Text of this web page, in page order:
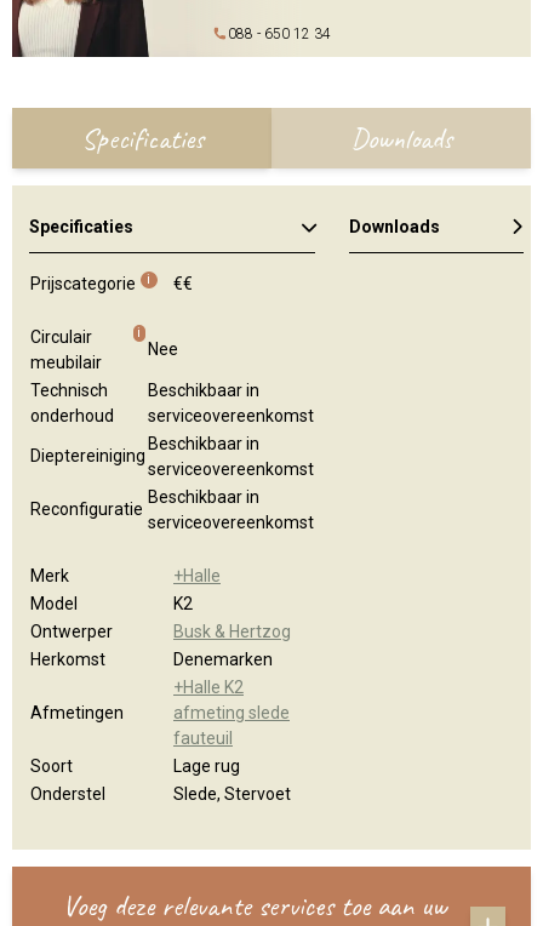
088 - 650 12 34
Specificaties Downloads
Specificaties
Prijscategorie i €€
Circulair
meubilair
i
Nee
Technisch
onderhoud
Beschikbaar in
serviceovereenkomst
Dieptereiniging
Beschikbaar in
serviceovereenkomst
Reconfiguratie
Beschikbaar in
serviceovereenkomst
Merk
+Halle
Model
K2
Ontwerper
Busk & Hertzog
Herkomst
Denemarken
Afmetingen
+Halle K2
afmeting slede
fauteuil
Soort
Lage rug
Onderstel
Slede, Stervoet
Downloads
Voeg deze relevante services toe aan uw